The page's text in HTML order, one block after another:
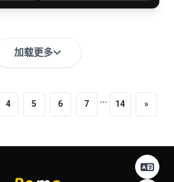
加载更多
4 5 6 7 ... 14 »